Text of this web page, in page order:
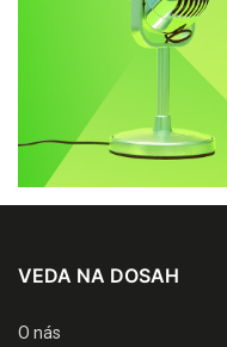
VEDA NA DOSAH
O nás